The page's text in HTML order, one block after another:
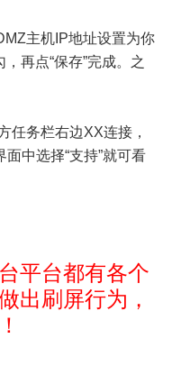
主机IP地址设置为你
再点“保存”完成。之
任务栏右边XX连接，
中选择“支持”就可看
平台都有各个
出刷屏行为，